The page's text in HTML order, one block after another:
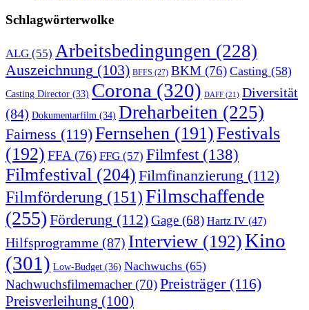
Schlagwörterwolke
ALG (55) Arbeitsbedingungen (228)
Auszeichnung (103) BFFS (27) BKM (76) Casting (58)
Casting Director (33) Corona (320) DAFF (21) Diversität
(84) Dokumentarfilm (34) Dreharbeiten (225)
Fairness (119)Fernsehen (191)Festivals
(192) FFA (76) FFG (57) Filmfest (138)
Filmfestival (204) Filmfinanzierung (112)
Filmförderung (151)Filmschaffende
(255) Förderung (112)Gage (68) Hartz IV (47)
Hilfsprogramme (87) Interview (192)Kino
(301) Low-Budget (36) Nachwuchs (65)
Nachwuchsfilmemacher(70)Preisträger(116)
Preisverleihung (100)